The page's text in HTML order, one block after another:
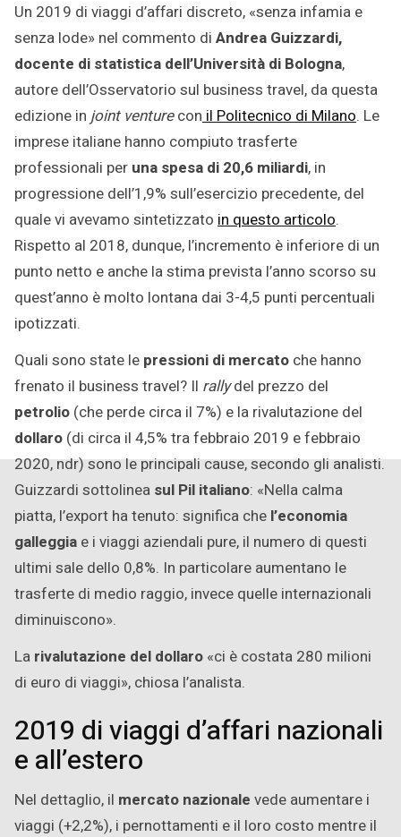
2022
Un 2019 di viaggi d’affari discreto, «senza infamia e
senza lode» nel commento di Andrea Guizzardi,
docente di statistica dell’Università di Bologna,
autore dell’Osservatorio sul business travel, da questa
edizione in joint ventureconil Politecnico di Milano. Le
imprese italiane hanno compiuto trasferte
professionali per una spesa di 20,6 miliardi, in
progressione dell’1,9% sull’esercizio precedente, del
quale vi avevamo sintetizzato in questo articolo.
Rispetto al 2018, dunque, l’incremento è inferiore di un
punto netto e anche la stima prevista l’anno scorso su
quest’anno è molto lontana dai 3-4,5 punti percentuali
ipotizzati.
Quali sono state le pressioni di mercato che hanno
frenato il business travel? Il rallydel prezzo del
petrolio (che perde circa il 7%) e la rivalutazione del
dollaro (di circa il 4,5% tra febbraio 2019 e febbraio
2020, ndr) sono le principali cause, secondo gli analisti.
Guizzardi sottolinea sul Pil italiano: «Nella calma
piatta, l’export ha tenuto: significa che l’economia
galleggia e i viaggi aziendali pure, il numero di questi
ultimi sale dello 0,8%. In particolare aumentano le
trasferte di medio raggio, invece quelle internazionali
diminuiscono».
La rivalutazione del dollaro «ci è costata 280 milioni
di euro di viaggi», chiosa l’analista.
2019 di viaggi d’affari nazionali
e all’estero
Nel dettaglio, il mercato nazionale vede aumentare i
viaggi (+2,2%), i pernottamenti e il loro costo mentre il